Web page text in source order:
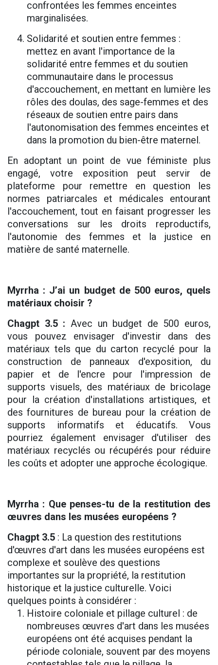
confrontées les femmes enceintes
marginalisées.
Solidarité et soutien entre femmes :
mettez en avant l'importance de la
solidarité entre femmes et du soutien
communautaire dans le processus
d'accouchement, en mettant en lumière les
rôles des doulas, des sage-femmes et des
réseaux de soutien entre pairs dans
l'autonomisation des femmes enceintes et
dans la promotion du bien-être maternel.
En adoptant un point de vue féministe plus
engagé, votre exposition peut servir de
plateforme pour remettre en question les
normes patriarcales et médicales entourant
l'accouchement, tout en faisant progresser les
conversations sur les droits reproductifs,
l'autonomie des femmes et la justice en
matière de santé maternelle.
Myrrha : J’ai un budget de 500 euros, quels
matériaux choisir ?
Chagpt 3.5 : Avec un budget de 500 euros,
vous pouvez envisager d'investir dans des
matériaux tels que du carton recyclé pour la
construction de panneaux d'exposition, du
papier et de l'encre pour l'impression de
supports visuels, des matériaux de bricolage
pour la création d'installations artistiques, et
des fournitures de bureau pour la création de
supports informatifs et éducatifs. Vous
pourriez également envisager d'utiliser des
matériaux recyclés ou récupérés pour réduire
les coûts et adopter une approche écologique.
Myrrha : Que penses-tu de la restitution des
œuvres dans les musées européens ?
Chagpt 3.5 : La question des restitutions
d'œuvres d'art dans les musées européens est
complexe et soulève des questions
importantes sur la propriété, la restitution
historique et la justice culturelle. Voici
quelques points à considérer :
Histoire coloniale et pillage culturel : de
nombreuses œuvres d'art dans les musées
européens ont été acquises pendant la
période coloniale, souvent par des moyens